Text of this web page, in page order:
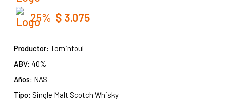
25% $ 3.075
Productor: Tomintoul
ABV: 40%
Años: NAS
Tipo: Single Malt Scotch Whisky